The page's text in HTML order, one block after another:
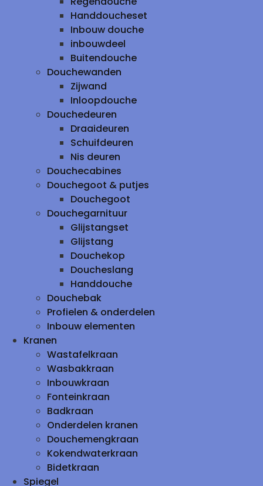
Handdoucheset
Inbouw douche
inbouwdeel
Buitendouche
Douchewanden
Zijwand
Inloopdouche
Douchedeuren
Draaideuren
Schuifdeuren
Nis deuren
Douchecabines
Douchegoot & putjes
Douchegoot
Douchegarnituur
Glijstangset
Glijstang
Douchekop
Doucheslang
Handdouche
Douchebak
Profielen & onderdelen
Inbouw elementen
Kranen
Wastafelkraan
Wasbakkraan
Inbouwkraan
Fonteinkraan
Badkraan
Onderdelen kranen
Douchemengkraan
Kokendwaterkraan
Bidetkraan
Spiegel